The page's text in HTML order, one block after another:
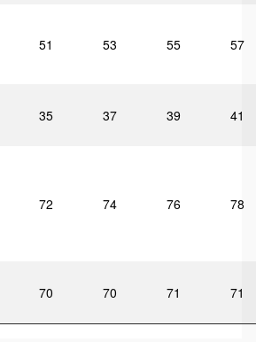
51 53 55 57
35 37 39 41
72 74 76 78
70 70 71 71